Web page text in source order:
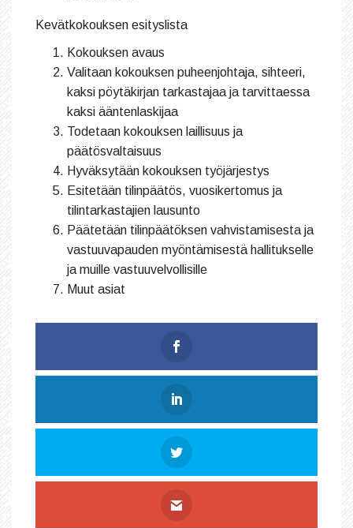
Kevätkokouksen esityslista
Kokouksen avaus
Valitaan kokouksen puheenjohtaja, sihteeri,
kaksi pöytäkirjan tarkastajaa ja tarvittaessa
kaksi ääntenlaskijaa
Todetaan kokouksen laillisuus ja
päätösvaltaisuus
Hyväksytään kokouksen työjärjestys
Esitetään tilinpäätös, vuosikertomus ja
tilintarkastajien lausunto
Päätetään tilinpäätöksen vahvistamisesta ja
vastuuvapauden myöntämisestä hallitukselle
ja muille vastuuvelvollisille
Muut asiat